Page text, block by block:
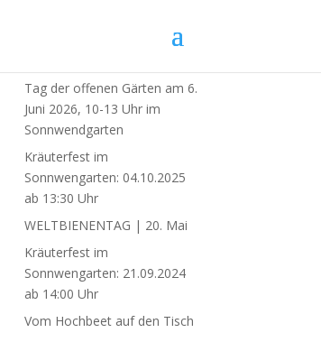
Tag der offenen Gärten am 6.
Juni 2026, 10-13 Uhr im
Sonnwendgarten
Kräuterfest im
Sonnwengarten: 04.10.2025
ab 13:30 Uhr
WELTBIENENTAG | 20. Mai
Kräuterfest im
Sonnwengarten: 21.09.2024
ab 14:00 Uhr
Vom Hochbeet auf den Tisch